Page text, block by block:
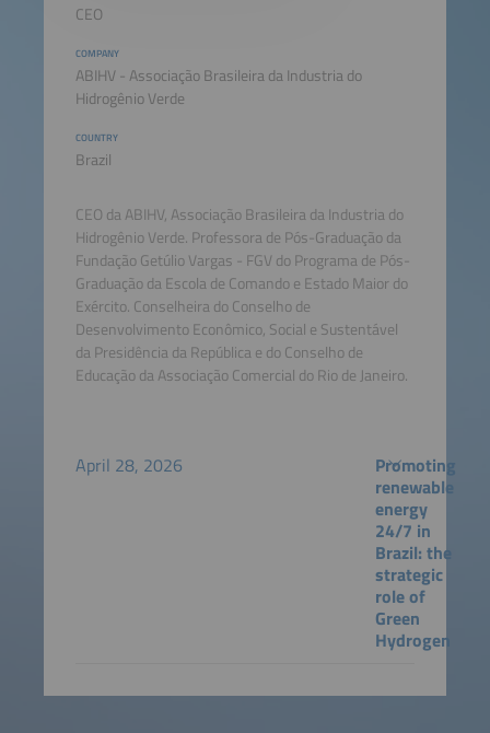
CEO
COMPANY
ABIHV - Associação Brasileira da Industria do
Hidrogênio Verde
COUNTRY
Brazil
CEO da ABIHV, Associação Brasileira da Industria do
Hidrogênio Verde. Professora de Pós-Graduação da
Fundação Getúlio Vargas - FGV do Programa de Pós-
Graduação da Escola de Comando e Estado Maior do
Exército. Conselheira do Conselho de
Desenvolvimento Econômico, Social e Sustentável
da Presidência da República e do Conselho de
Educação da Associação Comercial do Rio de Janeiro.
April 28, 2026
Promoting
renewable
energy
24/7 in
Brazil: the
strategic
role of
Green
Hydrogen